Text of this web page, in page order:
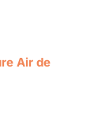
Air de